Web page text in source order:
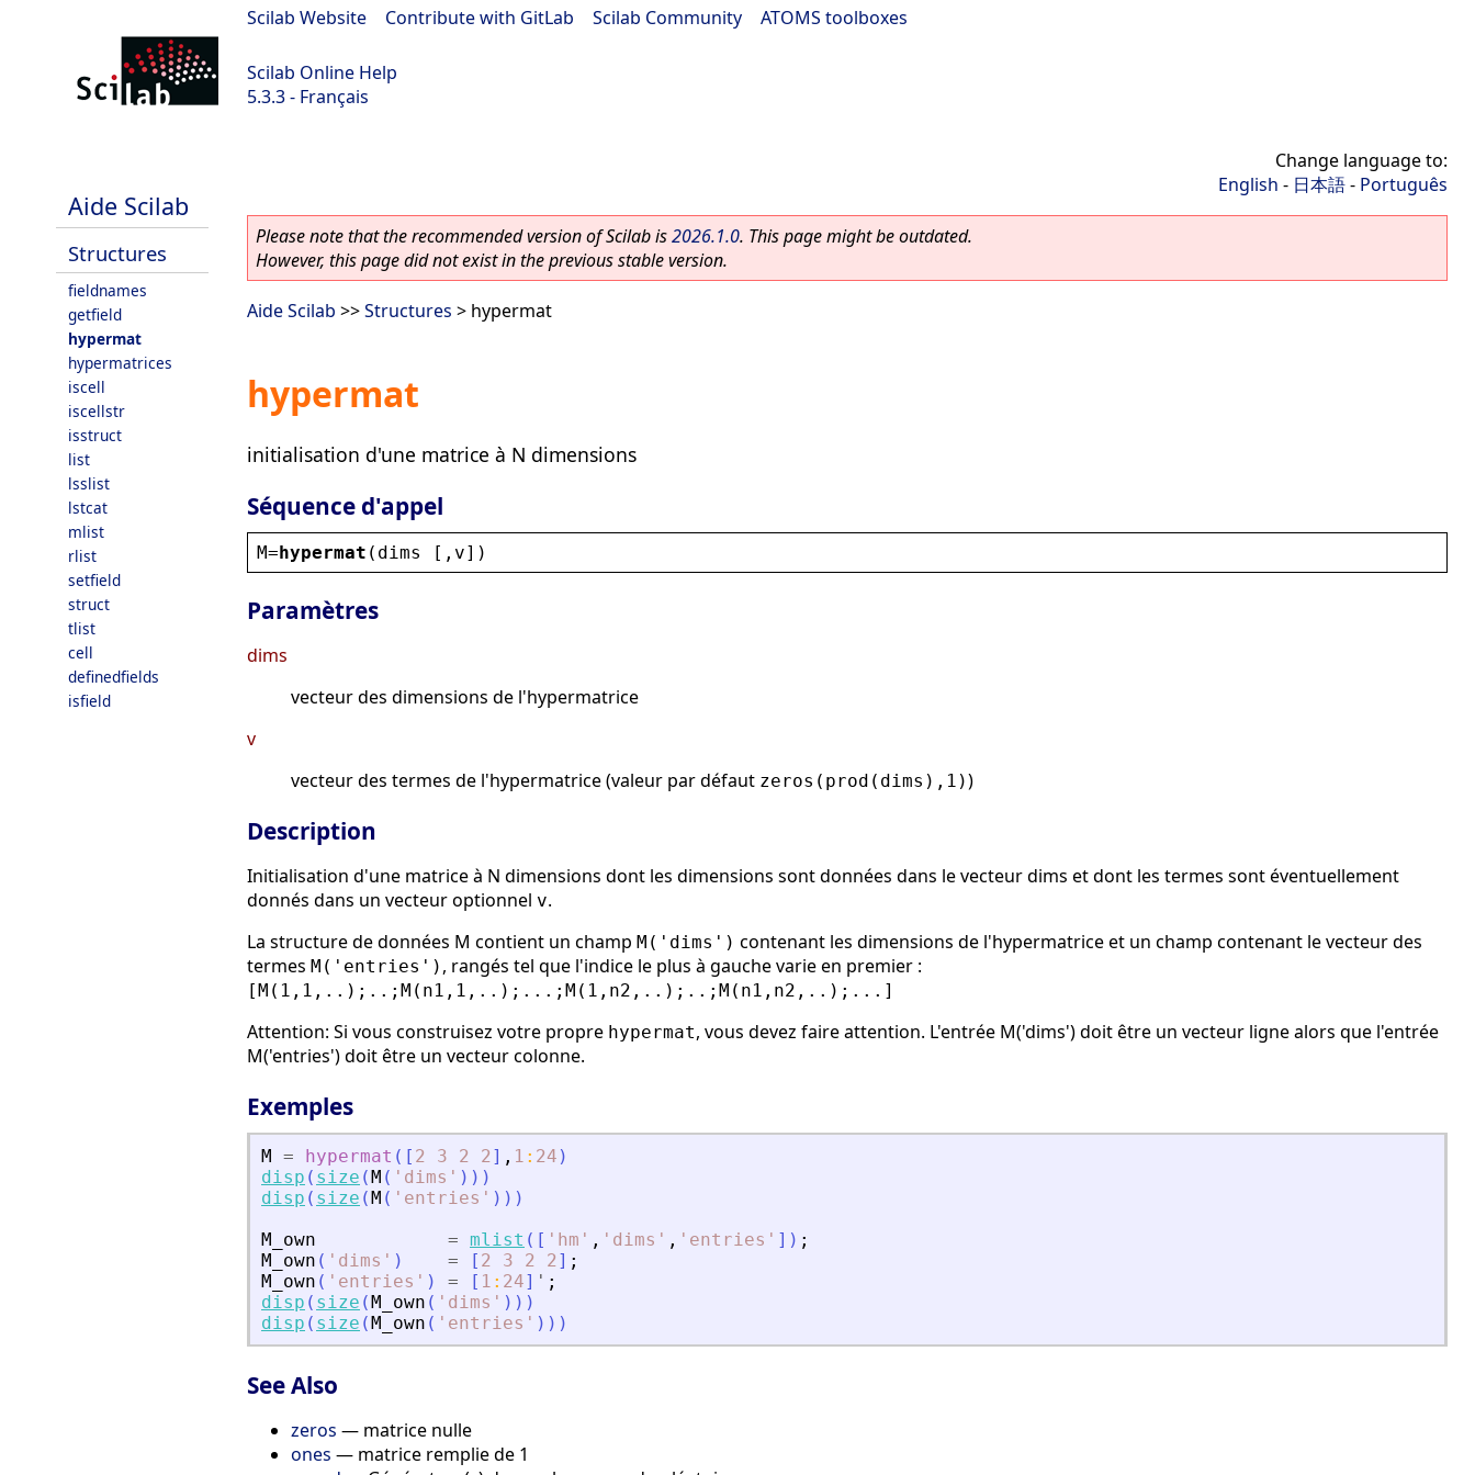
Scilab Website Contribute with GitLab Scilab Community ATOMS toolboxes
Scilab Online Help
5.3.3 - Français
Aide Scilab
Structures
fieldnames
getfield
hypermat
hypermatrices
iscell
iscellstr
isstruct
list
lsslist
lstcat
mlist
rlist
setfield
struct
tlist
cell
definedfields
isfield
Change language to:
English - 日本語- Português
Please note that the recommended version of Scilab is2026.1.0. This page might be outdated.
However, this page did not exist in the previous stable version.
Aide Scilab >>Structures > hypermat
hypermat
initialisation d'une matrice à N dimensions
Séquence d'appel
M=hypermat ( dims [, v])
Paramètres
dims
vecteur des dimensions de l'hypermatrice
v
vecteur des termes de l'hypermatrice (valeur par défaut zeros(prod(dims),1))
Description
Initialisation d'une matrice à N dimensions dont les dimensions sont données dans le vecteur dims et dont les termes sont éventuellement
donnés dans un vecteur optionnel v.
La structure de données M contient un champ M('dims') contenant les dimensions de l'hypermatrice et un champ contenant le vecteur des
termes M('entries') , rangés tel que l'indice le plus à gauche varie en premier :
[M(1,1,..);..;M(n1,1,..);...;M(1,n2,..);..;M(n1,n2,..);...]
Attention: Si vous construisez votre propre hypermat, vous devez faire attention. L'entrée M('dims') doit être un vecteur ligne alors que l'entrée
M('entries') doit être un vecteur colonne.
Exemples
M = hypermat ( [ 2 3 2 2] , 1 : 24 )
disp ( size (M ( ' dims ' ) ) )
disp ( size (M ( ' entries ' ) ) )
M_own
= mlist ( [ ' hm ' , ' dims ' , ' entries ' ] ) ;
M_own ( ' dims ' ) = [ 2 3 2 2] ;
M_own ( ' entries ' ) = [ 1 : 24] ' ;
disp ( size (M_own ( ' dims ' ) ) )
disp ( size (M_own ( ' entries ' ) ) )
See Also
zeros — matrice nulle
ones — matrice remplie de 1